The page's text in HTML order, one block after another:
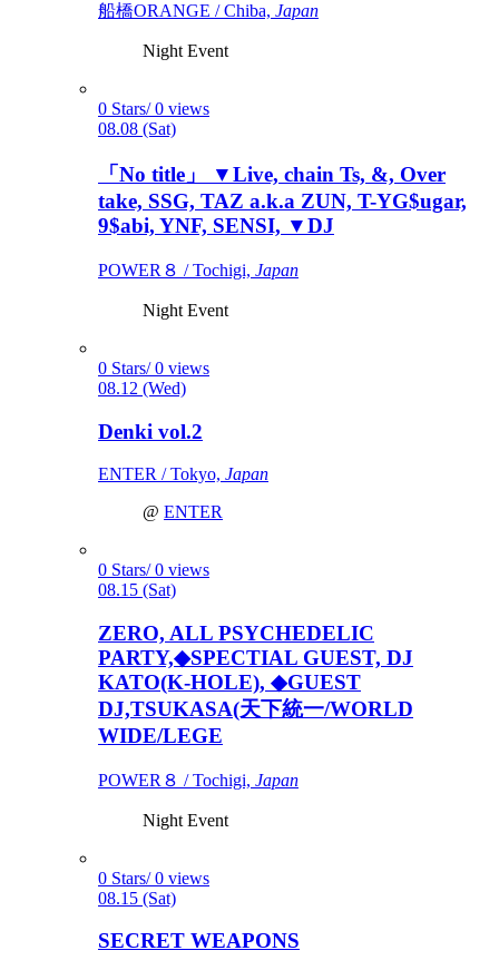
船橋ORANGE / Chiba, Japan
Night Event
0 Stars/ 0 views
08.08 (Sat)
「No title」 ▼Live, chain Ts, &, Over
take, SSG, TAZ a.k.a ZUN, T-YG$ugar,
9$abi, YNF, SENSI, ▼DJ
POWER８ / Tochigi, Japan
Night Event
0 Stars/ 0 views
08.12 (Wed)
Denki vol.2
ENTER / Tokyo, Japan
@ ENTER
0 Stars/ 0 views
08.15 (Sat)
ZERO, ALL PSYCHEDELIC
PARTY,◆SPECTIAL GUEST, DJ
KATO(K-HOLE), ◆GUEST
DJ,TSUKASA(天下統一/WORLD
WIDE/LEGE
POWER８ / Tochigi, Japan
Night Event
0 Stars/ 0 views
08.15 (Sat)
SECRET WEAPONS